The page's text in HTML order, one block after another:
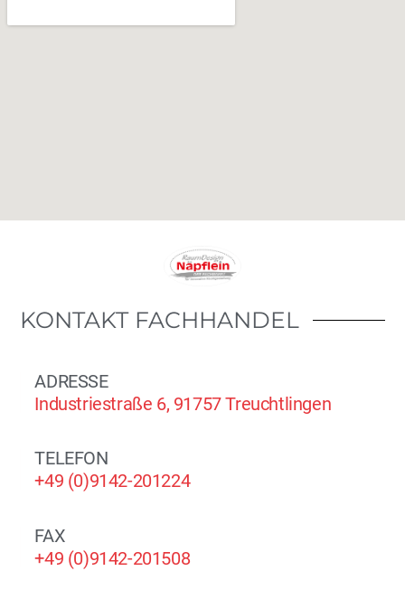
KONTAKT FACHHANDEL
ADRESSE
Industriestraße 6, 91757 Treuchtlingen
TELEFON
+49 (0)9142-201224
FAX
+49 (0)9142-201508